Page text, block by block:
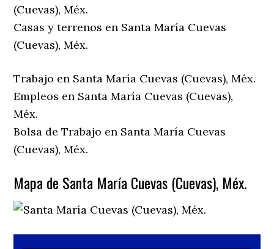
(Cuevas), Méx.
Casas y terrenos en Santa María Cuevas
(Cuevas), Méx.
Trabajo en Santa María Cuevas (Cuevas), Méx.
Empleos en Santa María Cuevas (Cuevas),
Méx.
Bolsa de Trabajo en Santa María Cuevas
(Cuevas), Méx.
Mapa de Santa María Cuevas (Cuevas), Méx.